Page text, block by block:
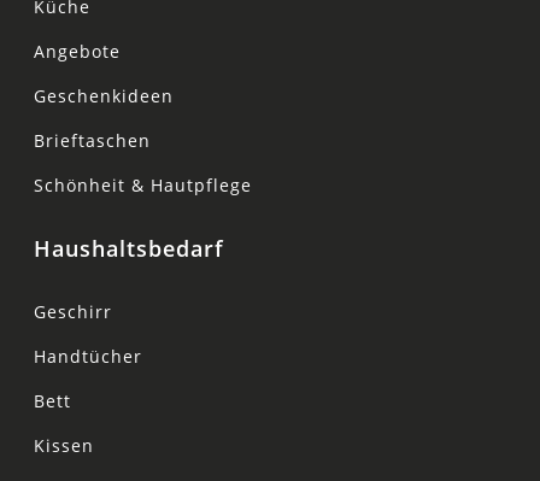
Küche
Angebote
Geschenkideen
Brieftaschen
Schönheit & Hautpflege
Haushaltsbedarf
Geschirr
Handtücher
Bett
Kissen